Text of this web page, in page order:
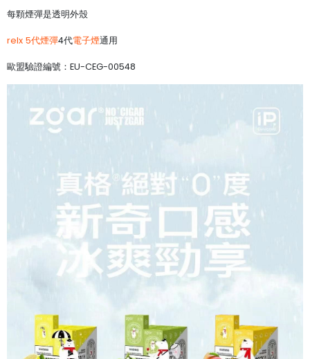
每顆煙彈是透明外殼
relx 5代煙彈4代電子煙通用
歐盟驗證編號：EU-CEG-00548